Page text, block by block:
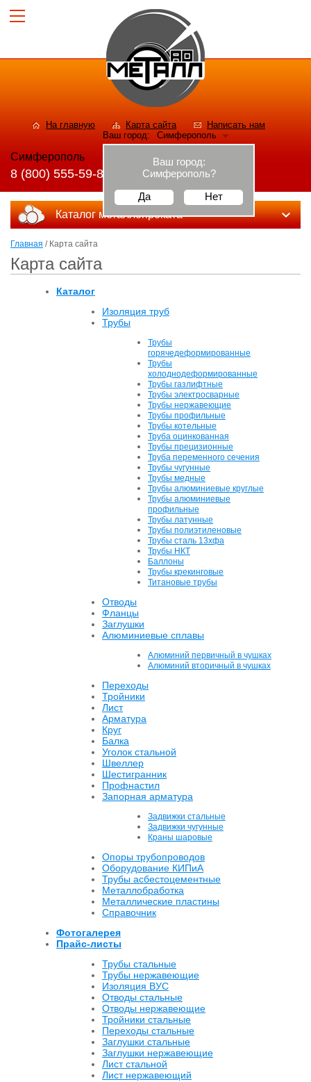
На главную Карта сайта
Написать нам
Ваш город:
Симферополь
Ваш город:
Симферополь?
Да
Нет
Симферополь
8 (800) 555-59-82
Каталог металлопроката
Главная / Карта сайта
Карта сайта
Каталог
Изоляция труб
Трубы
Трубы
горячедеформированные
Трубы
холоднодеформированные
Трубы газлифтные
Трубы электросварные
Трубы нержавеющие
Трубы профильные
Трубы котельные
Труба оцинкованная
Трубы прецизионные
Труба переменного сечения
Трубы чугунные
Трубы медные
Трубы алюминиевые круглые
Трубы алюминиевые
профильные
Трубы латунные
Трубы полиэтиленовые
Трубы сталь 13хфа
Трубы НКТ
Баллоны
Трубы крекинговые
Титановые трубы
Отводы
Фланцы
Заглушки
Алюминиевые сплавы
Алюминий первичный в чушках
Алюминий вторичный в чушках
Переходы
Тройники
Лист
Арматура
Круг
Балка
Уголок стальной
Швеллер
Шестигранник
Профнастил
Запорная арматура
Задвижки стальные
Задвижки чугунные
Краны шаровые
Опоры трубопроводов
Оборудование КИПиА
Трубы асбестоцементные
Металлобработка
Металлические пластины
Справочник
Фотогалерея
Прайс-листы
Трубы стальные
Трубы нержавеющие
Изоляция ВУС
Отводы стальные
Отводы нержавеющие
Тройники стальные
Переходы стальные
Заглушки стальные
Заглушки нержавеющие
Лист стальной
Лист нержавеющий